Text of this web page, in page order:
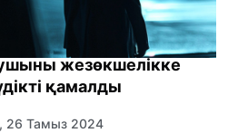
жезөкшелікке
қамалды
26 Тамыз 2024